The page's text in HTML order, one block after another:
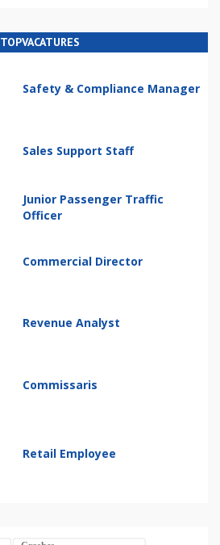
TOPVACATURES
Safety & Compliance Manager
Sales Support Staff
Junior Passenger Traffic
Officer
Commercial Director
Revenue Analyst
Commissaris
Retail Employee